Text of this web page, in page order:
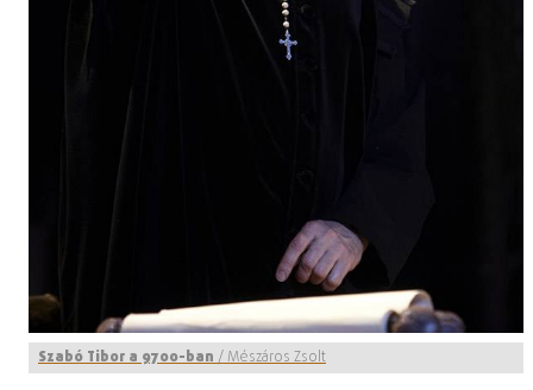
Szabó Tibor a 9700-ban/Mészáros Zsolt